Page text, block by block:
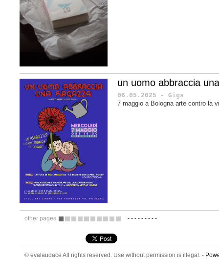
un uomo abbraccia
06.05.2025 - Gigs
7 maggio a Bologna arte contro la
other pages - - - - - - - - -
© evalaudace All rights reserved. Use without permission is illegal. -